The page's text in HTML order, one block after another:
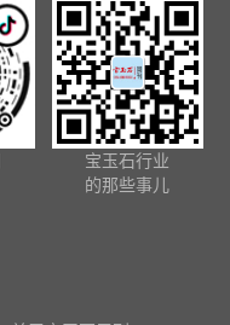
宝玉石行业
的那些事儿